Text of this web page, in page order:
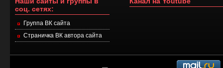
соц. сетях:
Группа ВК сайта
Страничка ВК автора сайта